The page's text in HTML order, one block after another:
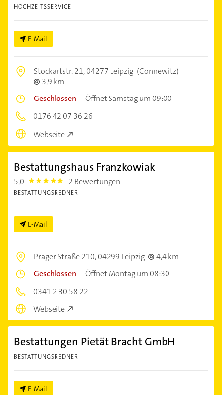
HOCHZEITSSERVICE
E-Mail
Stockartstr. 21,04277 Leipzig (Connewitz)
3,9 km
Geschlossen –Öffnet Samstag um 09:00
0176 42 07 36 26
Webseite
Bestattungshaus Franzkowiak
5,0 5.0 2 Bewertungen
BESTATTUNGSREDNER
E-Mail
Prager Straße 210,04299 Leipzig
4,4 km
Geschlossen –Öffnet Montag um 08:30
0341 2 30 58 22
Webseite
Bestattungen Pietät Bracht GmbH
BESTATTUNGSREDNER
E-Mail